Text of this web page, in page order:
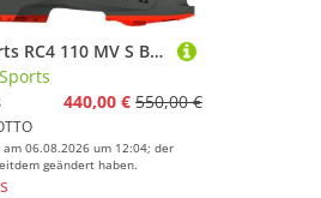
Fischer Sports RC4 110 MV S BOA GW RHINO GREY Skischuh
440,00 € 550,00 €
06.08.2026 um 12:04; der
geändert haben.